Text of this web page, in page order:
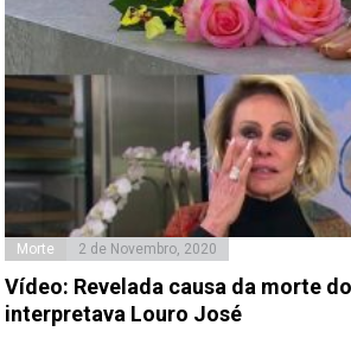
Morte 2 de Novembro, 2020
Vídeo: Revelada causa da morte
interpretava Louro José